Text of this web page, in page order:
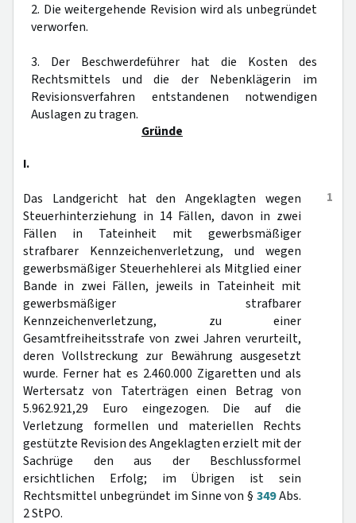
2. Die weitergehende Revision wird als unbegründet
verworfen.
3. Der Beschwerdeführer hat die Kosten des
Rechtsmittels und die der Nebenklägerin im
Revisionsverfahren entstandenen notwendigen
Auslagen zu tragen.
Gründe
I.
1
Das Landgericht hat den Angeklagten wegen
Steuerhinterziehung in 14 Fällen, davon in zwei
Fällen in Tateinheit mit gewerbsmäßiger
strafbarer Kennzeichenverletzung, und wegen
gewerbsmäßiger Steuerhehlerei als Mitglied einer
Bande in zwei Fällen, jeweils in Tateinheit mit
gewerbsmäßiger strafbarer
Kennzeichenverletzung, zu einer
Gesamtfreiheitsstrafe von zwei Jahren verurteilt,
deren Vollstreckung zur Bewährung ausgesetzt
wurde. Ferner hat es 2.460.000 Zigaretten und als
Wertersatz von Taterträgen einen Betrag von
5.962.921,29 Euro eingezogen. Die auf die
Verletzung formellen und materiellen Rechts
gestützte Revision des Angeklagten erzielt mit der
Sachrüge den aus der Beschlussformel
ersichtlichen Erfolg; im Übrigen ist sein
Rechtsmittel unbegründet im Sinne von §349Abs.
2 StPO.